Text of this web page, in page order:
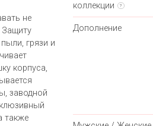
не
Защиту
грязи и
корпуса,
заводной
также
коллекции
?
Дополнение